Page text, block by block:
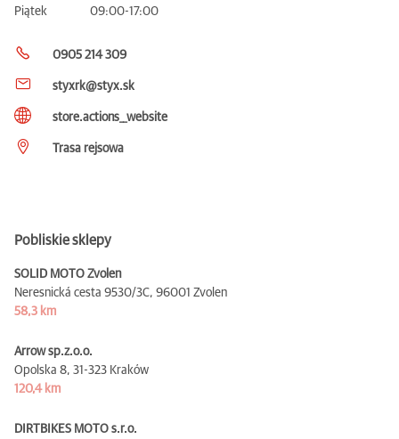
Piątek
09:00-17:00
0905 214 309
styxrk@styx.sk
store.actions__website
Trasa rejsowa
Pobliskie sklepy
SOLID MOTO Zvolen
Neresnická cesta 9530/3C, 96001 Zvolen
58,3 km
Arrow sp.z.o.o.
Opolska 8, 31-323 Kraków
120,4 km
DIRTBIKES MOTO s.r.o.